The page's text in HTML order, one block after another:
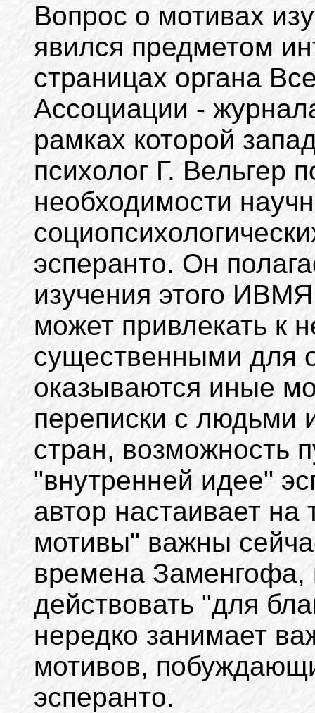
Вопрос о мотивах
явился предметом
страницах органа
Ассоциации -
рамках которой
психолог Г. Вельгер
необходимости
эсперанто. Он
изучения этого
может привлекать к
существенными для
оказываются иные
переписки с людьми
стран, возможность
"внутренней идее"
автор настаивает
мотивы" важны
времена Заменгофа,
действовать "для
нередко занимает
мотивов,
эсперанто.